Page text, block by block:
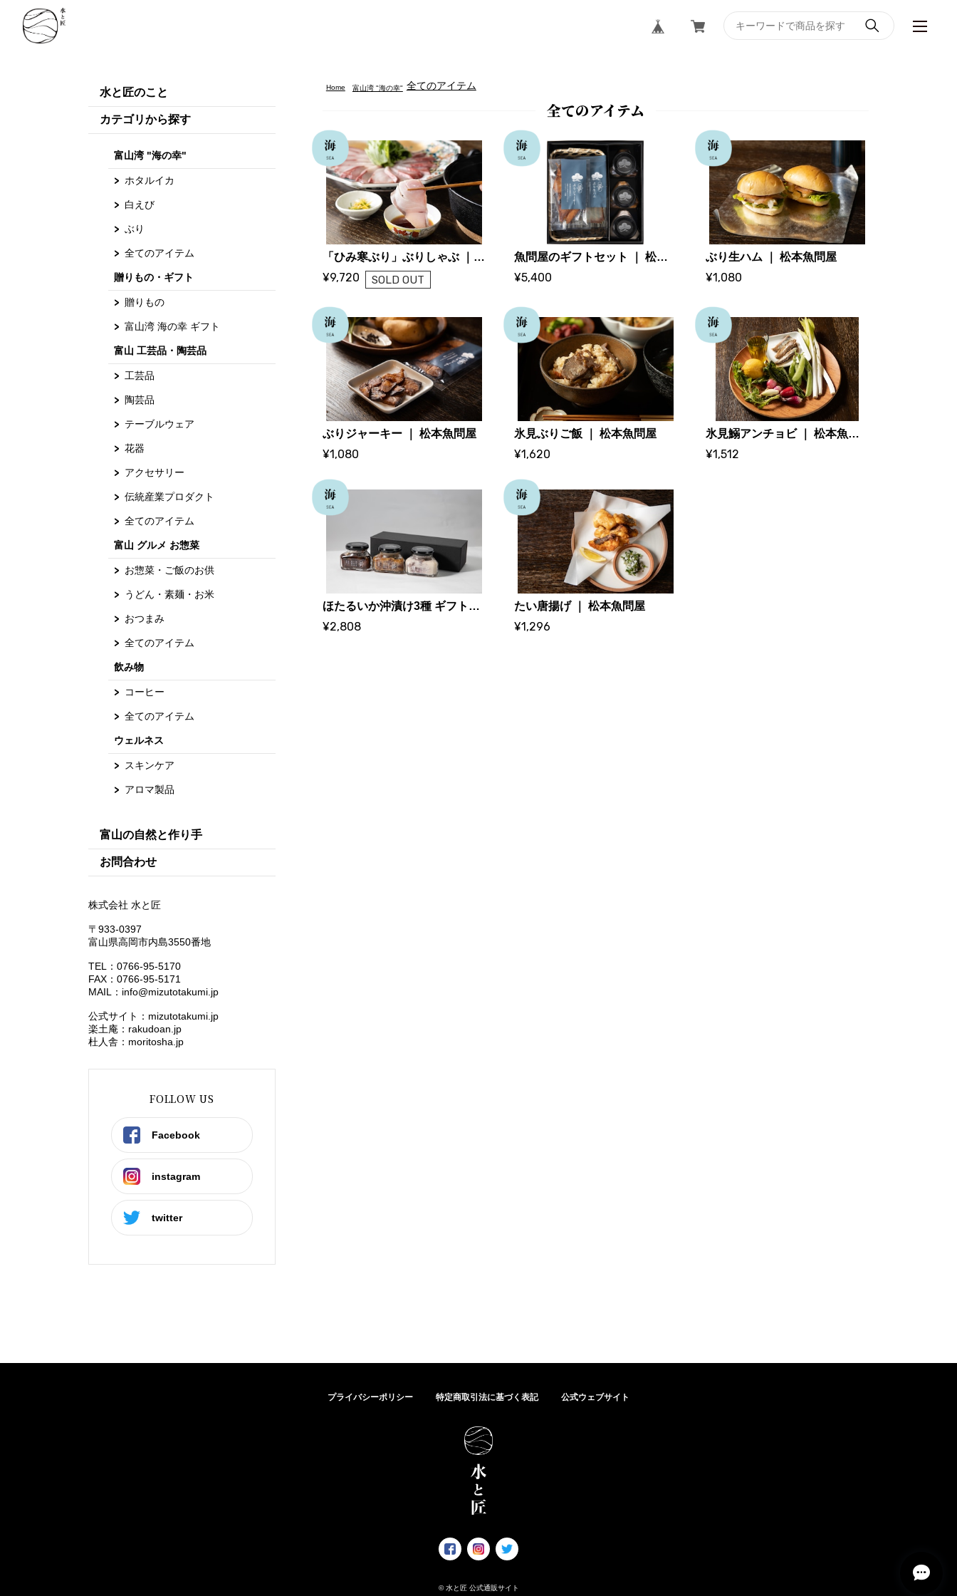
水と匠のこと
カテゴリから探す
富山湾 "海の幸"
ホタルイカ
白えび
ぶり
全てのアイテム
贈りもの・ギフト
贈りもの
富山湾 海の幸 ギフト
富山 工芸品・陶芸品
工芸品
陶芸品
テーブルウェア
花器
アクセサリー
伝統産業プロダクト
全てのアイテム
富山 グルメ お惣菜
お惣菜・ご飯のお供
うどん・素麺・お米
おつまみ
全てのアイテム
飲み物
コーヒー
全てのアイテム
ウェルネス
スキンケア
アロマ製品
富山の自然と作り手
お問合わせ
株式会社 水と匠
〒933-0397
富山県高岡市内島3550番地
TEL：0766-95-5170
FAX：0766-95-5171
MAIL： info@mizutotakumi.jp
公式サイト：mizutotakumi.jp
楽土庵：rakudoan.jp
杜人舎：moritosha.jp
FOLLOW US
Facebook
instagram
twitter
Home 富山湾 "海の幸" 全てのアイテム
全てのアイテム
「ひみ寒ぶり」ぶりしゃぶ ｜ 松本魚問屋
¥9,720 SOLD OUT
魚問屋のギフトセット ｜ 松本魚問屋
¥5,400
ぶり生ハム ｜ 松本魚問屋
¥1,080
ぶりジャーキー ｜ 松本魚問屋
¥1,080
氷見ぶりご飯 ｜ 松本魚問屋
¥1,620
氷見鰯アンチョビ ｜ 松本魚問屋
¥1,512
ほたるいか沖漬け3種 ギフトセット｜ 松本魚問屋
¥2,808
たい唐揚げ ｜ 松本魚問屋
¥1,296
プライバシーポリシー 特定商取引法に基づく表記 公式ウェブサイト
© 水と匠 公式通販サイト